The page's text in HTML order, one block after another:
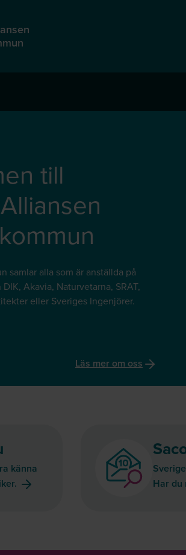
till
samlar alla som är anställda på
Akavia, Naturvetarna, SRAT,
eller Sveriges Ingenjörer.
Läs mer om oss
känna
Har du